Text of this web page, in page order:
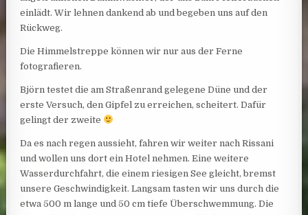
einlädt. Wir lehnen dankend ab und begeben uns auf den
Rückweg.
Die Himmelstreppe können wir nur aus der Ferne
fotografieren.
Björn testet die am Straßenrand gelegene Düne und der
erste Versuch, den Gipfel zu erreichen, scheitert. Dafür
gelingt der zweite
Da es nach regen aussieht, fahren wir weiter nach Rissani
und wollen uns dort ein Hotel nehmen. Eine weitere
Wasserdurchfahrt, die einem riesigen See gleicht, bremst
unsere Geschwindigkeit. Langsam tasten wir uns durch die
etwa 500 m lange und 50 cm tiefe Überschwemmung. Die